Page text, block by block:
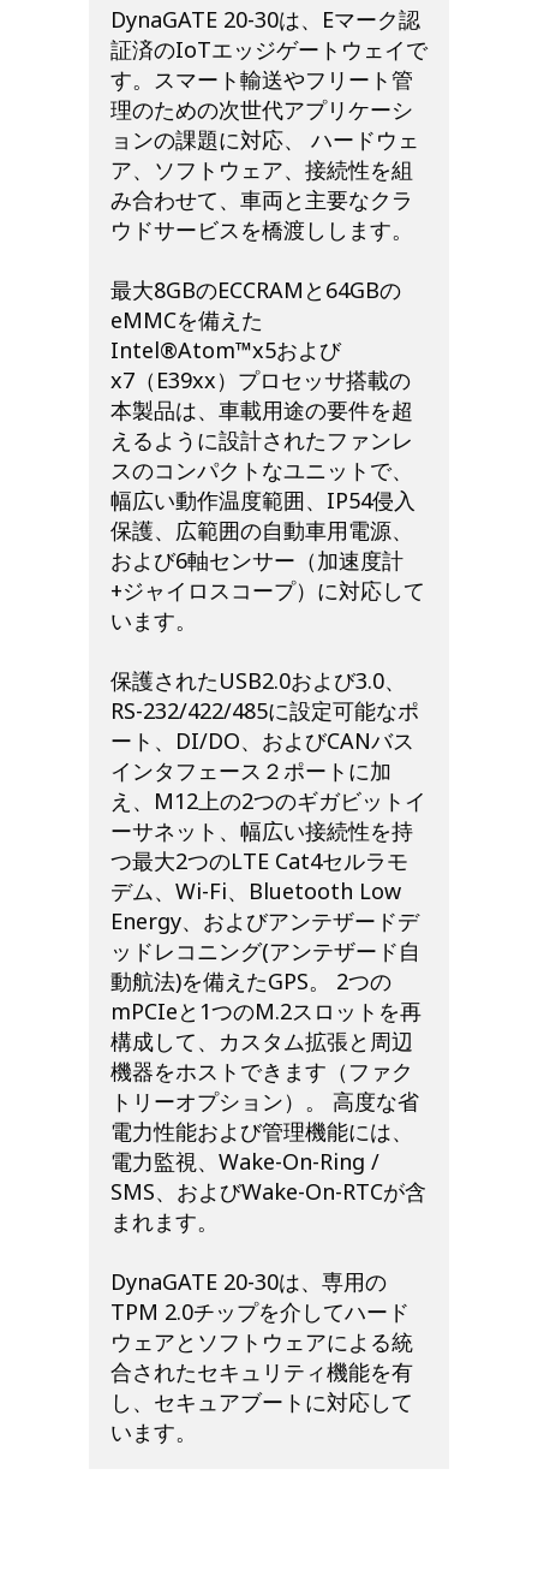
DynaGATE 20-30は、Eマーク認
証済のIoTエッジゲートウェイで
す。スマート輸送やフリート管
理のための次世代アプリケーシ
ョンの課題に対応、 ハードウェ
ア、ソフトウェア、接続性を組
み合わせて、車両と主要なクラ
ウドサービスを橋渡しします。
最大8GBのECCRAMと64GBの
eMMCを備えた
Intel®Atom™x5および
x7（E39xx）プロセッサ搭載の
本製品は、車載用途の要件を超
えるように設計されたファンレ
スのコンパクトなユニットで、
幅広い動作温度範囲、IP54侵入
保護、広範囲の自動車用電源、
および6軸センサー（加速度計
+ジャイロスコープ）に対応して
います。
保護されたUSB2.0および3.0、
RS-232/422/485に設定可能なポ
ート、DI/DO、およびCANバス
インタフェース２ポートに加
え、M12上の2つのギガビットイ
ーサネット、幅広い接続性を持
つ最大2つのLTE Cat4セルラモ
デム、Wi-Fi、Bluetooth Low
Energy、およびアンテザードデ
ッドレコニング(アンテザード自
動航法)を備えたGPS。 2つの
mPCIeと1つのM.2スロットを再
構成して、カスタム拡張と周辺
機器をホストできます（ファク
トリーオプション）。 高度な省
電力性能および管理機能には、
電力監視、Wake-On-Ring /
SMS、およびWake-On-RTCが含
まれます。
DynaGATE 20-30は、専用の
TPM 2.0チップを介してハード
ウェアとソフトウェアによる統
合されたセキュリティ機能を有
し、セキュアブートに対応して
います。